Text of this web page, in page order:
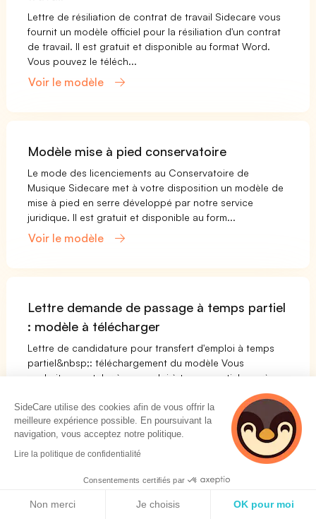
Lettre de résiliation de contrat de travail Sidecare vous
fournit un modèle officiel pour la résiliation d'un contrat
de travail. Il est gratuit et disponible au format Word.
Vous pouvez le téléch...
Voir le modèle
Modèle mise à pied conservatoire
Le mode des licenciements au Conservatoire de
Musique Sidecare met à votre disposition un modèle de
mise à pied en serre développé par notre service
juridique. Il est gratuit et disponible au form...
Voir le modèle
Lettre demande de passage à temps partiel
: modèle à télécharger
Lettre de candidature pour transfert d'emploi à temps
partiel&nbsp;: téléchargement du modèle Vous
souhaitez postuler à un emploi à temps partiel auprès
Voir le modèle
Modèle checklist d'offboarding d'un salarié
L'offboarding : qu'est-ce que c'est ? L'offboarding
SideCare utilise des cookies afin de vous offrir la
meilleure expérience possible. En poursuivant la
navigation, vous acceptez notre politique.
Lire la politique de confidentialité
Consentements certifiés par
Non merci Je choisis OK pour moi